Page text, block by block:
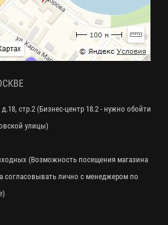
стр.2 (Бизнес-центр 18.2 - нужно обойти
улицы)
(Возможность посещения магазина
согласовывать лично с менеджером по